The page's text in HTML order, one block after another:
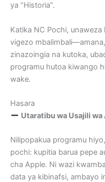
ya “Historia”.
Katika NC Pochi,
vigezo
zinazoingia na kutoka,
programu hutoa kiwango
wake.
Hasara
Utaratibu wa Usajili wa
Nilipopakua programu
pochi: kupitia barua pepe
cha Apple. Ni wazi
data ya kibinafsi, ambayo